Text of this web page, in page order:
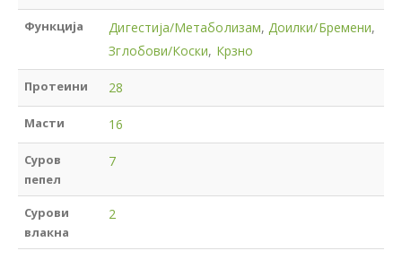
Функција Дигестија/Метаболизам, Доилки/Бремени,
Зглобови/Коски, Крзно
Протеини 28
Масти 16
Суров
пепел
7
Сурови
влакна
2